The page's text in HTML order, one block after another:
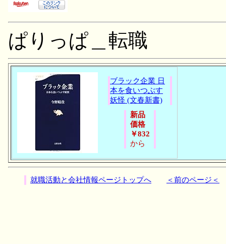
ぱりっぱ＿転職
ブラック企業 日
本を食いつぶす
妖怪 (文春新書)
新品
価格
￥832
から
就職活動と会社情報ページトップへ ＜前のページ＜